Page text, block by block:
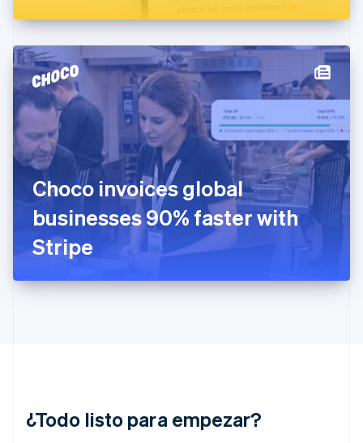
Choco invoices global
businesses 90% faster with
Stripe
¿Todo listo para empezar?
España
English Español简体中文
Estonia
English
Finlandia
English
Francia
Français English
Gibraltar
English
Grecia
English
Hungría
English
India
Letonia
English